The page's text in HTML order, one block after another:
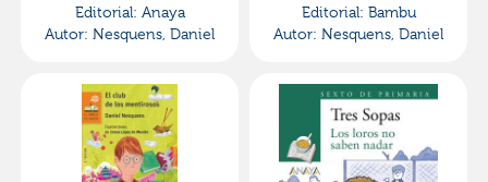
Editorial: Anaya
Autor: Nesquens, Daniel
Editorial: Bambu
Autor: Nesquens, Daniel